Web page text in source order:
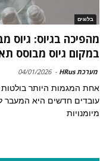
בלוגים
מהפיכה בגיוס: גיוס
במקום גיוס מבוסס
מערכת HRus -
04/01/2026
אחת המגמות היותר בולטות
עובדים חדשים היא המעבר
מיומנויות